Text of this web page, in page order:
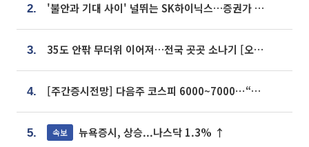
2. '불안과 기대 사이' 널뛰는 SK하이닉스…증권가 "HBM4·LTA 기반 펀터멘털 견고"
3. 35도 안팎 무더위 이어져…전국 곳곳 소나기 [오늘 날씨]
4. [주간증시전망] 다음주 코스피 6000~7000⋯“外人 수급은 정책이 변수”
5. 속보 뉴욕증시, 상승...나스닥 1.3% ↑